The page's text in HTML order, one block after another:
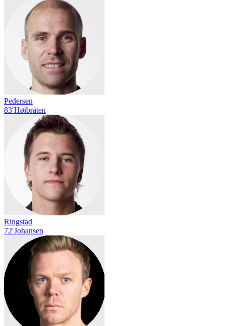
Pedersen
83′Høibråten
Ringstad
72′Johansen